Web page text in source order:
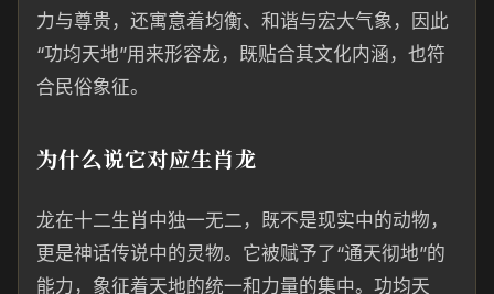
力与尊贵，还寓意着均衡、和谐与宏大气象，因此
“功均天地”用来形容龙，既贴合其文化内涵，也符
合民俗象征。
为什么说它对应生肖龙
龙在十二生肖中独一无二，既不是现实中的动物，
更是神话传说中的灵物。它被赋予了“通天彻地”的
能力，象征着天地的统一和力量的集中。功均天